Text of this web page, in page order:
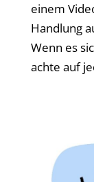
einem
Handlung
Wenn es
achte auf